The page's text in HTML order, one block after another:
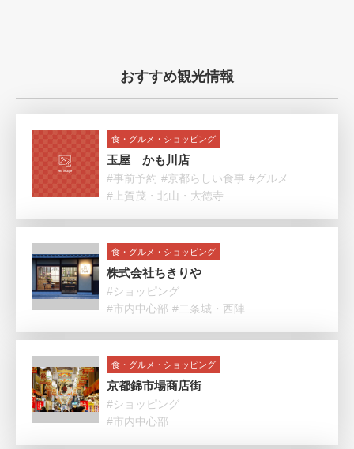
おすすめ観光情報
食・グルメ・ショッピング
玉屋 かも川店
#事前予約 #京都らしい食事 #グルメ
#上賀茂・北山・大徳寺
食・グルメ・ショッピング
株式会社ちきりや
#ショッピング
#市内中心部 #二条城・西陣
食・グルメ・ショッピング
京都錦市場商店街
#ショッピング
#市内中心部